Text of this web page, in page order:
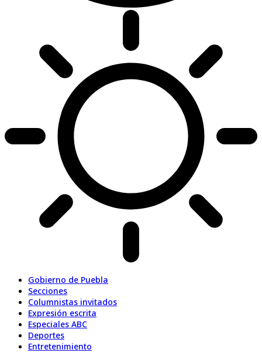
Gobierno de Puebla
Secciones
Columnistas invitados
Expresión escrita
Especiales ABC
Deportes
Entretenimiento